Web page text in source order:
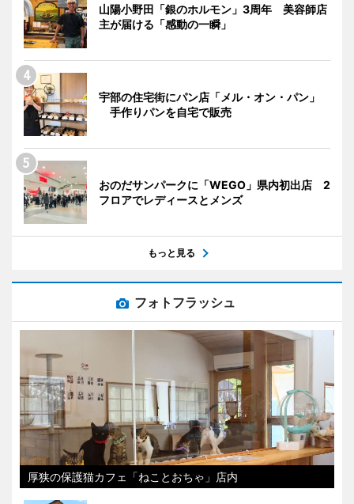
山陽小野田「銀のホルモン」3周年 美容師店
主が届ける「感動の一瞬」
宇部の住宅街にパン店「メル・オン・パン」
手作りパンを自宅で販売
おのだサンパークに「WEGO」県内初出店 2
フロアでレディースとメンズ
もっと見る
フォトフラッシュ
厚狭の保護猫カフェ「ねことおちゃ」店内